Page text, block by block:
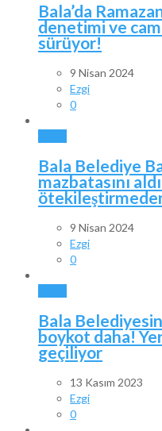
Bala’da
denetimi ve
sürüyor!
9 Nisan 2024
Ezgi
0
Bala Belediye
mazbatasını
ötekileştirmeden
9 Nisan 2024
Ezgi
0
Bala
boykot daha!
geçiliyor
13 Kasım 2023
Ezgi
0